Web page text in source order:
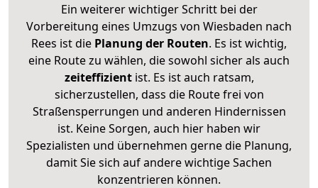
Ein weiterer wichtiger Schritt bei der
Vorbereitung eines Umzugs von Wiesbaden nach
Rees ist die Planung der Routen. Es ist wichtig,
eine Route zu wählen, die sowohl sicher als auch
zeiteffizientist. Es ist auch ratsam,
sicherzustellen, dass die Route frei von
Straßensperrungen und anderen Hindernissen
ist. Keine Sorgen, auch hier haben wir
Spezialisten und übernehmen gerne die Planung,
damit Sie sich auf andere wichtige Sachen
konzentrieren können.